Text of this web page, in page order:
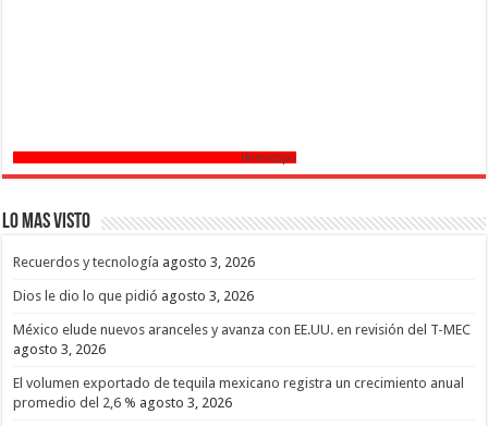
Horoscopo
Lo mas Visto
Recuerdos y tecnología agosto 3, 2026
Dios le dio lo que pidió agosto 3, 2026
México elude nuevos aranceles y avanza con EE.UU. en revisión del T-MEC
agosto 3, 2026
El volumen exportado de tequila mexicano registra un crecimiento anual
promedio del 2,6 % agosto 3, 2026